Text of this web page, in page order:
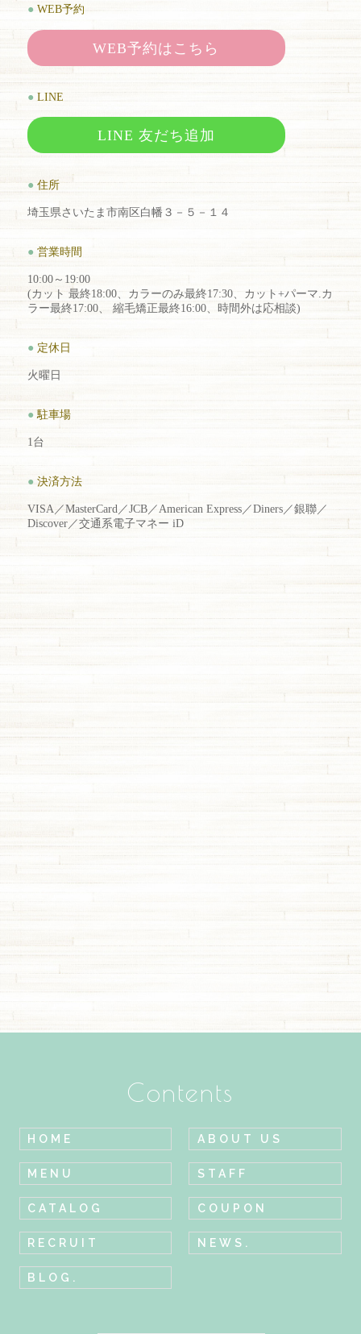
● WEB予約
WEB予約はこちら
● LINE
LINE 友だち追加
● 住所
埼玉県さいたま市南区白幡３－５－１４
● 営業時間
10:00～19:00
(カット 最終18:00、カラーのみ最終17:30、カット+パーマ.カ
ラー最終17:00、 縮毛矯正最終16:00、時間外は応相談)
● 定休日
火曜日
● 駐車場
1台
● 決済方法
VISA／MasterCard／JCB／American Express／Diners／銀聯／
Discover／交通系電子マネー iD
Contents
HOME ABOUT US
MENU STAFF
CATALOG COUPON
RECRUIT NEWS.
BLOG.